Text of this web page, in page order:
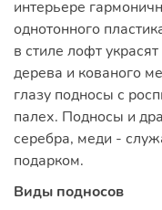
интерьере
однотонного
в стиле лофт
дерева и кованого
глазу подносы с
палех. Подносы и
серебра, меди -
подарком.
Виды подносов